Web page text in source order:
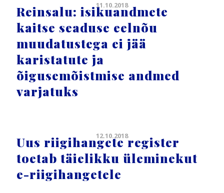
11.10.2018
Reinsalu: isikuandmete
kaitse seaduse eelnõu
muudatustega ei jää
karistatute ja
õigusemõistmise andmed
varjatuks
12.10.2018
Uus riigihangete register
toetab täielikku üleminekut
e-riigihangetele